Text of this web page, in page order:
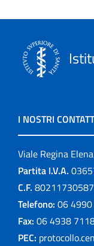
I NOSTRI
Viale Regina
Partita I.V.A.
C.F. 80211730587
Telefono: 06 4990
Fax: 06 4938
PEC: